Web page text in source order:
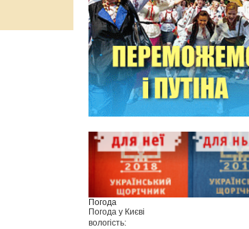
Погода
Погода у Києві
вологість: